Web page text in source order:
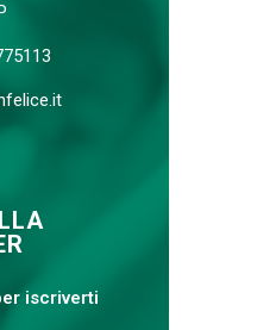
iscriverti